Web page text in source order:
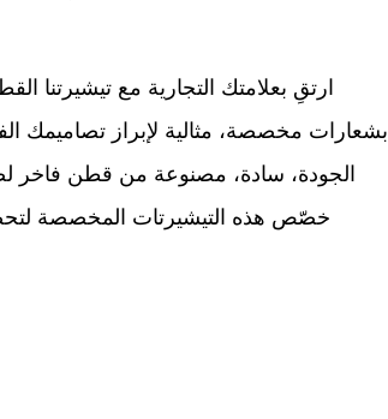
ارتقِ بعلامتك التجارية مع تيشيرتنا
بشعارات مخصصة، مثالية لإبراز تصاميمك
الجودة، سادة، مصنوعة من قطن فاخر
خصّص هذه التيشيرتات المخصصة